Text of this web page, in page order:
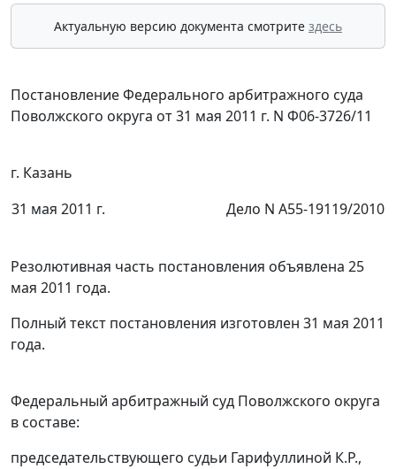
Актуальную версию документа смотрите здесь
Постановление Федерального арбитражного суда
Поволжского округа от 31 мая 2011 г. N Ф06-3726/11
г. Казань
31 мая 2011 г.
Дело N А55-19119/2010
Резолютивная часть постановления объявлена 25
мая 2011 года.
Полный текст постановления изготовлен 31 мая 2011
года.
Федеральный арбитражный суд Поволжского округа
в составе:
председательствующего судьи Гарифуллиной К.Р.,